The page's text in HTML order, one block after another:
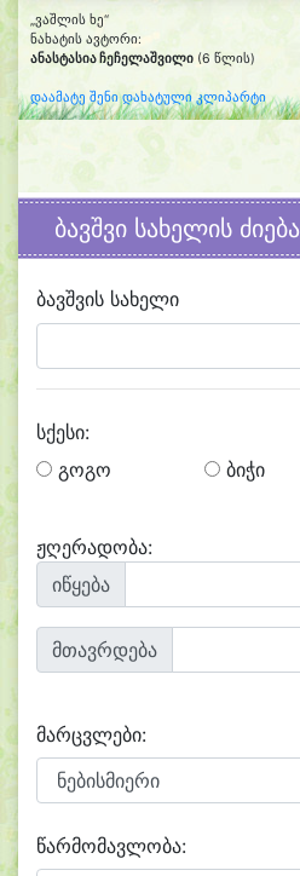
„ვაშლის ხე“
ნახატის ავტორი:
ანასტასია ჩეჩელაშვილი (6 წლის)
დაამატე შენი დახატული კლიპარტი
ბავშვი სახელის ძიება
ბავშვის სახელი
სქესი:
გოგო
ბიჭი
ჟღერადობა:
იწყება
მთავრდება
მარცვლები:
წარმომავლობა: